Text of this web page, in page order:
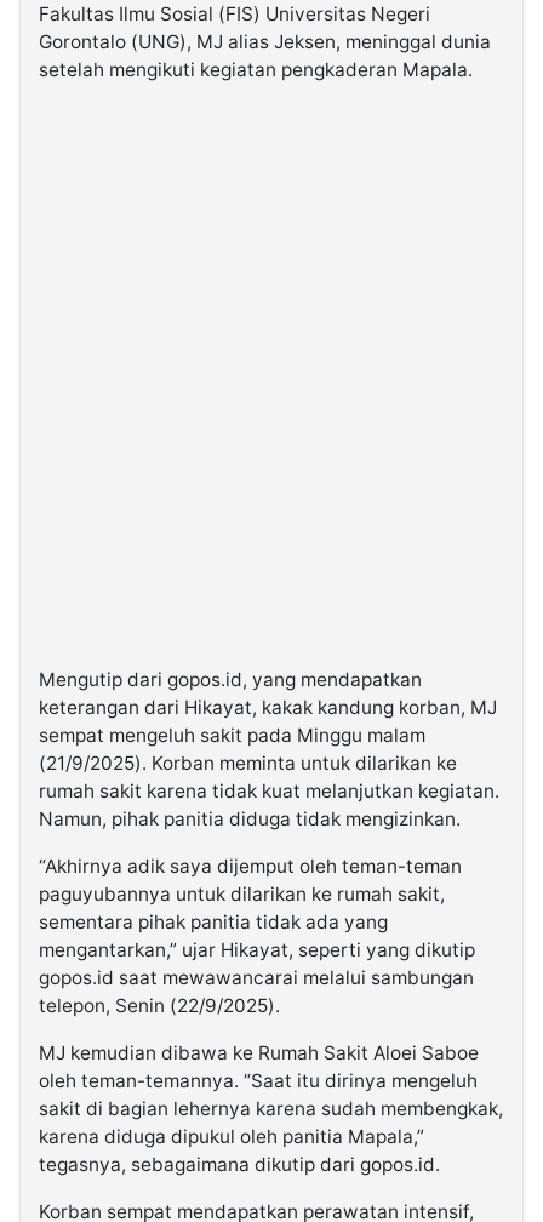
Fakultas Ilmu Sosial (FIS) Universitas Negeri
Gorontalo (UNG), MJ alias Jeksen, meninggal dunia
setelah mengikuti kegiatan pengkaderan Mapala.
Mengutip dari gopos.id, yang mendapatkan
keterangan dari Hikayat, kakak kandung korban, MJ
sempat mengeluh sakit pada Minggu malam
(21/9/2025). Korban meminta untuk dilarikan ke
rumah sakit karena tidak kuat melanjutkan kegiatan.
Namun, pihak panitia diduga tidak mengizinkan.
“Akhirnya adik saya dijemput oleh teman-teman
paguyubannya untuk dilarikan ke rumah sakit,
sementara pihak panitia tidak ada yang
mengantarkan,” ujar Hikayat, seperti yang dikutip
gopos.id saat mewawancarai melalui sambungan
telepon, Senin (22/9/2025).
MJ kemudian dibawa ke Rumah Sakit Aloei Saboe
oleh teman-temannya. “Saat itu dirinya mengeluh
sakit di bagian lehernya karena sudah membengkak,
karena diduga dipukul oleh panitia Mapala,”
tegasnya, sebagaimana dikutip dari gopos.id.
Korban sempat mendapatkan perawatan intensif,